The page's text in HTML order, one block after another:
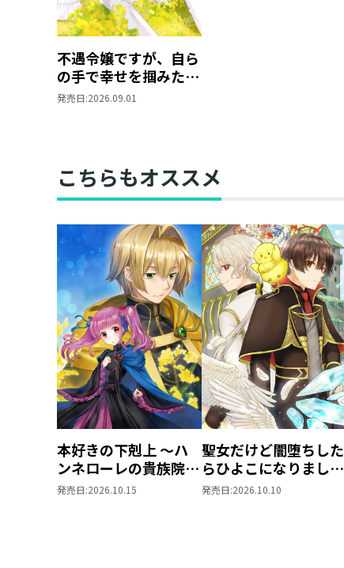
不遇令嬢ですが、自ら
の手で幸せを掴みた
い！ アンソロジーコ
発売日:2026.09.01
こちらもオススメ
本好きの下剋上 ～ハ
ンネローレの貴族院五
年生～ 「恋してみた
発売日:2026.10.15
聖女だけど闇堕ちした
らひよこになりまし
た！@COMIC 第4巻
発売日:2026.10.10